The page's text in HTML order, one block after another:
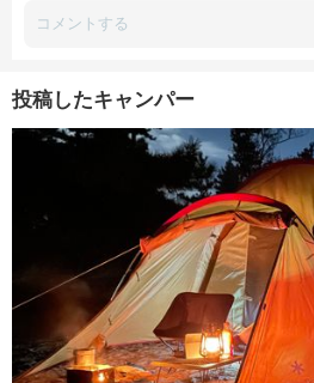
投稿したキャンパー